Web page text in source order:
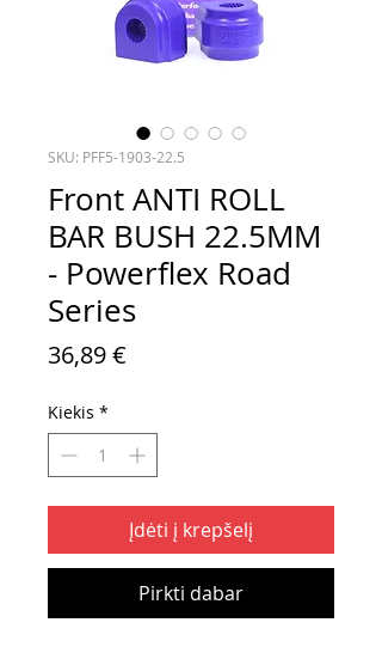
SKU: PFF5-1903-22.5
Front ANTI ROLL
BAR BUSH 22.5MM
- Powerflex Road
Series
36,89 €
Kiekis *
Įdėti į krepšelį
Pirkti dabar